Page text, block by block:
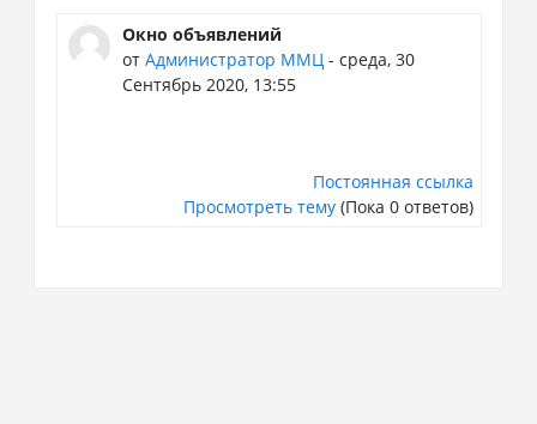
Окно объявлений
от Администратор ММЦ- среда, 30
Сентябрь 2020, 13:55
Постоянная ссылка
Просмотреть тему(Пока 0 ответов)